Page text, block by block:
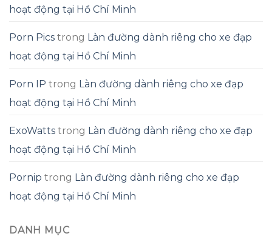
hoạt động tại Hồ Chí Minh
Porn Pics trong Làn đường dành riêng cho xe đạp
hoạt động tại Hồ Chí Minh
Porn IP trong Làn đường dành riêng cho xe đạp
hoạt động tại Hồ Chí Minh
ExoWatts trong Làn đường dành riêng cho xe đạp
hoạt động tại Hồ Chí Minh
Pornip trong Làn đường dành riêng cho xe đạp
hoạt động tại Hồ Chí Minh
DANH MỤC